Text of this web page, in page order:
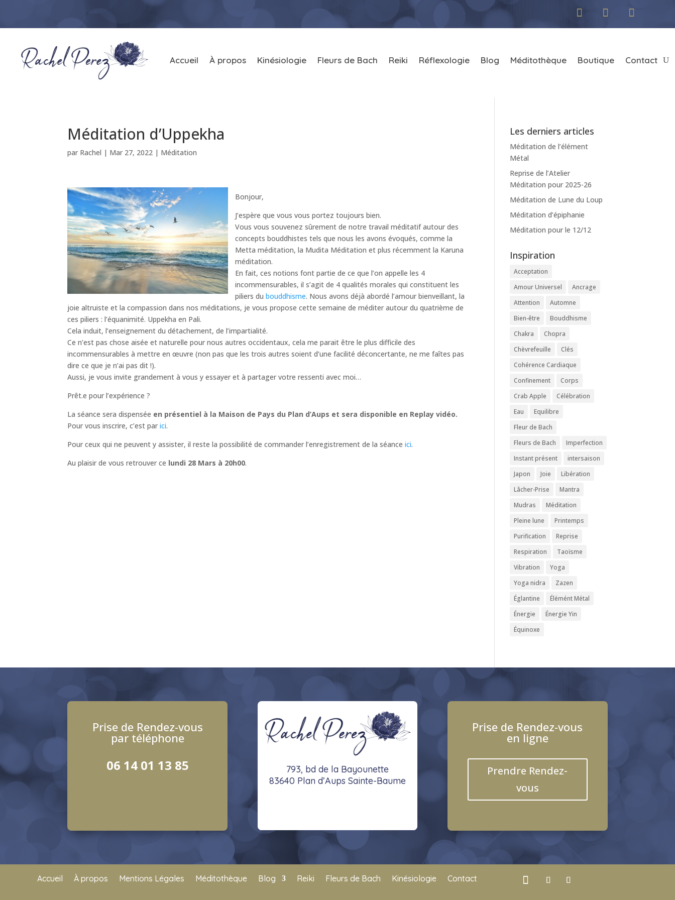
Accueil À propos Kinésiologie Fleurs de Bach Reiki Réflexologie Blog Méditothèque Boutique Contact
Méditation d’Uppekha
par Rachel | Mar 27, 2022 | Méditation
Bonjour,
J’espère que vous vous portez toujours bien.
Vous vous souvenez sûrement de notre travail méditatif autour des
concepts bouddhistes tels que nous les avons évoqués, comme la
Metta méditation, la Mudita Méditation et plus récemment la Karuna
méditation.
En fait, ces notions font partie de ce que l’on appelle les 4
incommensurables, il s’agit de 4 qualités morales qui constituent les
piliers dubouddhisme. Nous avons déjà abordé l’amour bienveillant, la
joie altruiste et la compassion dans nos méditations, je vous propose cette semaine de méditer autour du quatrième de
ces piliers : l’équanimité. Uppekha en Pali.
Cela induit, l’enseignement du détachement, de l’impartialité.
Ce n’est pas chose aisée et naturelle pour nous autres occidentaux, cela me parait être le plus difficile des
incommensurables à mettre en œuvre (non pas que les trois autres soient d’une facilité déconcertante, ne me faîtes pas
dire ce que je n’ai pas dit !).
Aussi, je vous invite grandement à vous y essayer et à partager votre ressenti avec moi…
Prêt.e pour l’expérience ?
La séance sera dispensée en présentiel à la Maison de Pays du Plan d’Aups et sera disponible en Replay vidéo.
Pour vous inscrire, c’est parici.
Pour ceux qui ne peuvent y assister, il reste la possibilité de commander l’enregistrement de la séanceici.
Au plaisir de vous retrouver ce lundi 28 Mars à 20h00.
Les derniers articles
Méditation de l’élément
Métal
Reprise de l’Atelier
Méditation pour 2025-26
Méditation de Lune du Loup
Méditation d’épiphanie
Méditation pour le 12/12
Inspiration
Acceptation
Amour Universel
Ancrage
Attention
Automne
Bien-être
Bouddhisme
Chakra
Chopra
Chèvrefeuille
Clés
Cohérence Cardiaque
Confinement
Corps
Crab Apple
Célébration
Eau
Equilibre
Fleur de Bach
Fleurs de Bach
Imperfection
Instant présent
intersaison
Japon
Joie
Libération
Lâcher-Prise
Mantra
Mudras
Méditation
Pleine lune
Printemps
Purification
Reprise
Respiration
Taoïsme
Vibration
Yoga
Yoga nidra
Zazen
Églantine
Élémént Métal
Énergie
Énergie Yin
Équinoxe
Prise de Rendez-vous
par téléphone
06 14 01 13 85
793, bd de la Bayounette
83640 Plan d’Aups Sainte-Baume
Prise de Rendez-vous
en ligne
Prendre Rendez-
vous
Accueil À propos Mentions Légales Méditothèque Blog Reiki Fleurs de Bach Kinésiologie Contact